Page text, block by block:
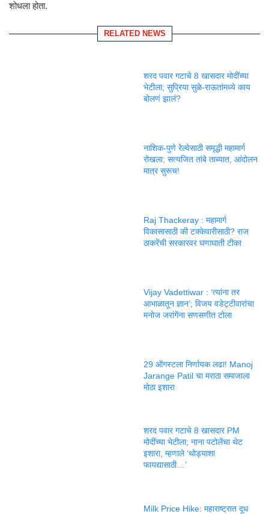
शोधला होता.
RELATED NEWS
शरद पवार गटाचे 8 खासदार मोदींच्या
भेटीला; सुप्रिया सुळे-राऊतांमध्ये काय
बोलणं झालं?
नाशिक-पुणे रेल्वेसाठी समृद्धी महामार्ग
रोखला; सत्यजित तांबे ताब्यात, आंदोलन
मात्र सुरूच!
Raj Thackeray : महामार्ग
विकासासाठी की टक्केवारीसाठी? राज
ठाकरेंची सरकारवर घणाघाती टीका
Vijay Vadettiwar : ‘त्यांना तर
आभाळातून ज्ञान’; विजय वडेट्टीवारांचा
मनोज जरांगेंना सणसणीत टोला
29 ऑगस्टला निर्णायक लढा! Manoj
Jarange Patil चा मराठा समाजाला
मोठा इशारा
शरद पवार गटाचे 8 खासदार PM
मोदींच्या भेटीला; नाना पटोलेंचा थेट
इशारा, म्हणाले ‘थोड्याशा
फायद्यासाठी…’
Milk Price Hike: महाराष्ट्रात दूध